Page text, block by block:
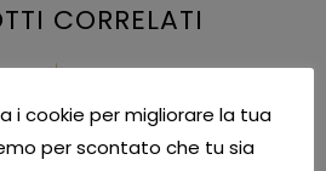
CORRELATI
IN OFFERTA!
i cookie per migliorare la tua
per scontato che tu sia